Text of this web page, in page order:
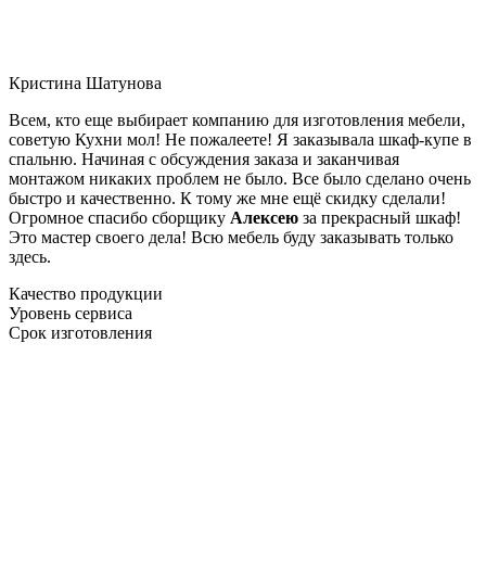
Кристина Шатунова
Всем, кто еще выбирает компанию для изготовления мебели,
советую Кухни мол! Не пожалеете! Я заказывала шкаф-купе в
спальню. Начиная с обсуждения заказа и заканчивая
монтажом никаких проблем не было. Все было сделано очень
быстро и качественно. К тому же мне ещё скидку сделали!
Огромное спасибо сборщику Алексею за прекрасный шкаф!
Это мастер своего дела! Всю мебель буду заказывать только
здесь.
Качество продукции
Уровень сервиса
Срок изготовления